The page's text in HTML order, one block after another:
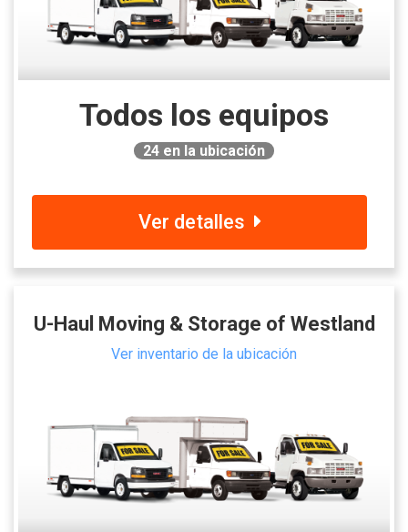
Todos los equipos
24 en la ubicación
Ver detalles
U-Haul Moving & Storage of Westland
Ver inventario de la ubicación